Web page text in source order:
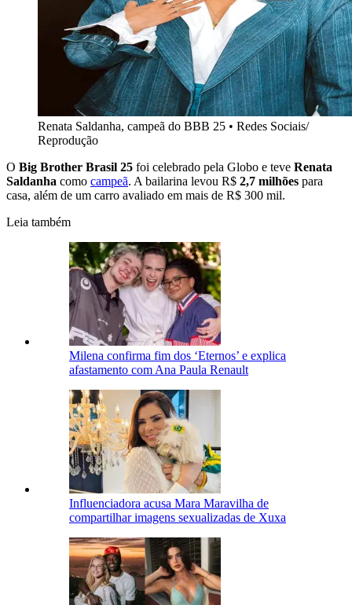
Renata Saldanha, campeã do BBB 25 • Redes Sociais/
Reprodução
O Big Brother Brasil 25 foi celebrado pela Globo e teve Renata
Saldanha como campeã. A bailarina levou R$ 2,7 milhões para
casa, além de um carro avaliado em mais de R$ 300 mil.
Leia também
Milena confirma fim dos ‘Eternos’ e explica
afastamento com Ana Paula Renault
Influenciadora acusa Mara Maravilha de
compartilhar imagens sexualizadas de Xuxa